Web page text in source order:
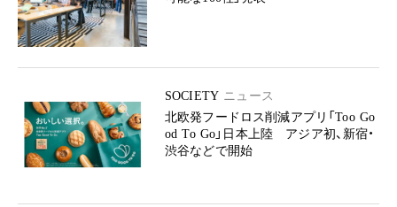
SOCIETY ニュース
北欧発フードロス削減アプリ「Too Go
od To Go」日本上陸 アジア初、新宿・
渋谷などで開始